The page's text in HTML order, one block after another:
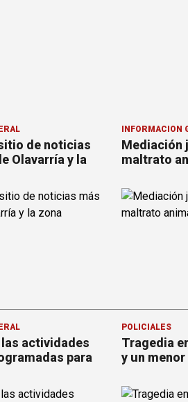
de noticias
Olavarría y la
INFORMACION
Mediación
maltrato
actividades
para
POLICIALES
Tragedia
y un